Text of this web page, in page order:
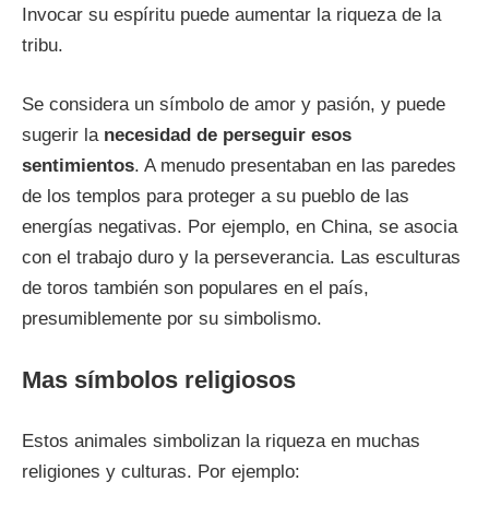
Invocar su espíritu puede aumentar la riqueza de la
tribu.
Se considera un símbolo de amor y pasión, y puede
sugerir la necesidad de perseguir esos
sentimientos. A menudo presentaban en las paredes
de los templos para proteger a su pueblo de las
energías negativas. Por ejemplo, en China, se asocia
con el trabajo duro y la perseverancia. Las esculturas
de toros también son populares en el país,
presumiblemente por su simbolismo.
Mas símbolos religiosos
Estos animales simbolizan la riqueza en muchas
religiones y culturas. Por ejemplo: